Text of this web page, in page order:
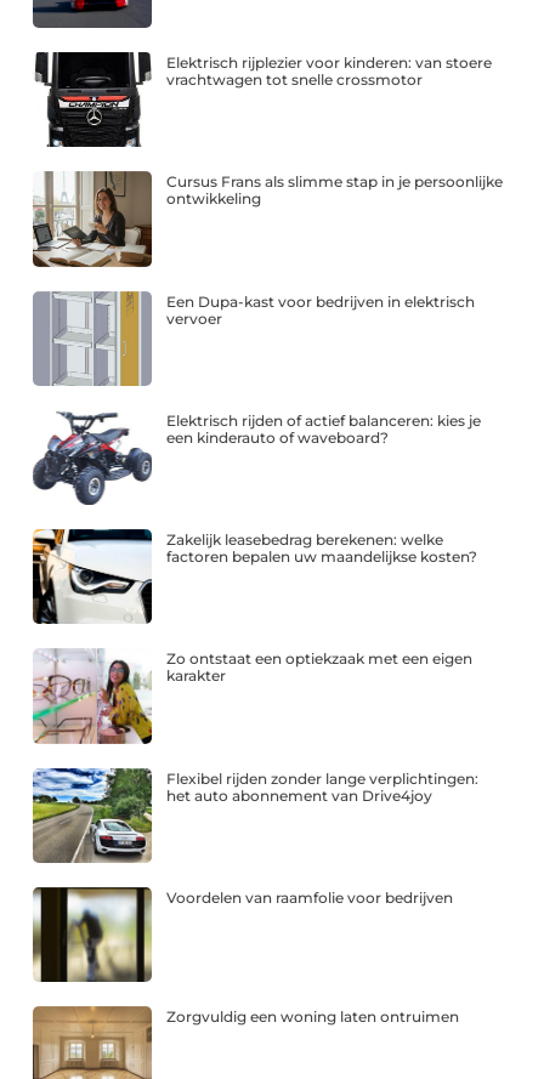
Elektrisch rijplezier voor kinderen: van stoere
vrachtwagen tot snelle crossmotor
Cursus Frans als slimme stap in je persoonlijke
ontwikkeling
Een Dupa-kast voor bedrijven in elektrisch
vervoer
Elektrisch rijden of actief balanceren: kies je
een kinderauto of waveboard?
Zakelijk leasebedrag berekenen: welke
factoren bepalen uw maandelijkse kosten?
Zo ontstaat een optiekzaak met een eigen
karakter
Flexibel rijden zonder lange verplichtingen:
het auto abonnement van Drive4joy
Voordelen van raamfolie voor bedrijven
Zorgvuldig een woning laten ontruimen